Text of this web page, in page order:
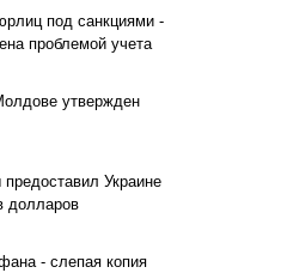
под санкциями -
проблемой учета
утвержден
Украине
долларов
- слепая копия